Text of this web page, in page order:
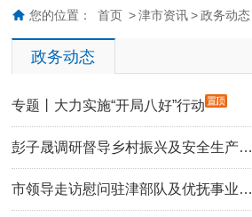
您的位置： 首页 > 津市资讯 > 政务动态
政务动态
专题丨大力实施“开局八好”行动
彭子晟调研督导乡村振兴及安全生产…
市领导走访慰问驻津部队及优抚事业…